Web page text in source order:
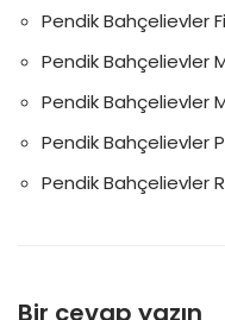
Pendik Bahçelievler
Pendik Bahçelievler
Pendik Bahçelievler
Pendik Bahçelievler
Pendik Bahçelievler
Bir cevap yazın